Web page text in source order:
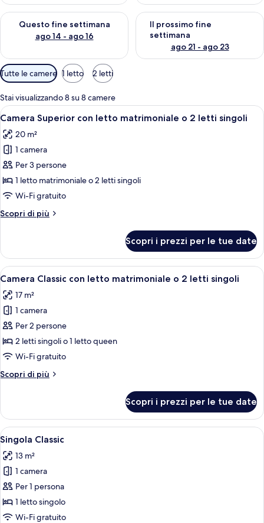
Questo fine settimana
ago 14 - ago 16
Verifica la disponibilità per questo fine settimana, ago 14 -
Il prossimo fine
settimana
ago 21 - ago 23
Verifica la disponibilità per il
Filtri
disponibili
per
le
camere
Tutte le camere 1 letto 2 letti
Stai visualizzando 8 su 8 camere
Apri
tutte
le
foto
per
Camera
Superior
letto
2
letti
singoli
Camera d'albergo con un letto, un
5
Camera Superior con letto matrimoniale o 2 letti singoli
20 m²
1 camera
Per 3 persone
1 letto matrimoniale o 2 letti singoli
Wi-Fi gratuito
Scopri di più
Altri
Superior
con
letto
o
2
letti
singoli
Scopri i prezzi per le tue date
Apri
tutte
le
foto
per
Camera
Classic
letto
2
letti
singoli
Una camera d'albergo con un letto,
4
Camera Classic con letto matrimoniale o 2 letti singoli
17 m²
1 camera
Per 2 persone
2 letti singoli o 1 letto queen
Wi-Fi gratuito
Scopri di più
Altri
Classic
con
letto
matrimoniale
o
2
letti
singoli
Scopri i prezzi per le tue date
Apri
tutte
le
foto
per
Singola
Classic
Una camera d'albergo con un letto,
4
Singola Classic
13 m²
1 camera
Per 1 persona
1 letto singolo
Wi-Fi gratuito